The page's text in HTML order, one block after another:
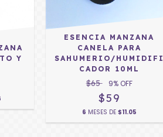
Y
ESENCIA MANZANA
CANELA PARA
SAHUMERIO/HUMIDIFI
CADOR 10ML
$65 9% OFF
$59
6 MESES DE $11.05